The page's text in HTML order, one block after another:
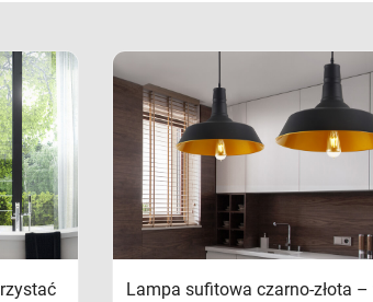
Lampa sufitowa czarno-złota –